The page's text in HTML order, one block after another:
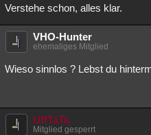
Verstehe schon, alles klar.
VHO-Hunter
ehemaliges Mitglied
Wieso sinnlos ? Lebst du
UffTaTa
Mitglied gesperrt